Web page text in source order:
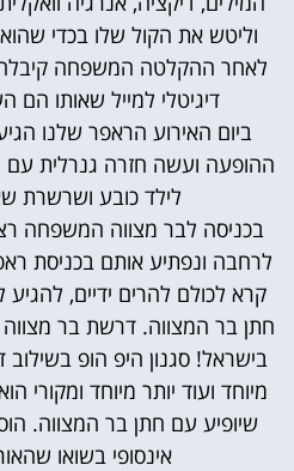
וליטש את הקול שלו בכדי
לאחר ההקלטה המשפחה קיבלה
דיגיטלי למייל שאותו הם
ביום האירוע הראפר שלנו
ההופעה ועשה חזרה גנרלית עם
לילד כובע ושרשרת
בכניסה לבר מצווה המשפחה
לרחבה ונפתיע אותם בכניסת
קרא לכולם להרים ידיים,
חתן בר המצווה. דרשת בר
בישראל! סגנון היפ הופ
מיוחד ועוד יותר מיוחד ומקורי
שיופיע עם חתן בר המצווה.
אינסופי בשואו